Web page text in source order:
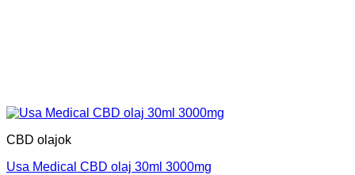
CBD olajok
Usa Medical CBD olaj 30ml 3000mg